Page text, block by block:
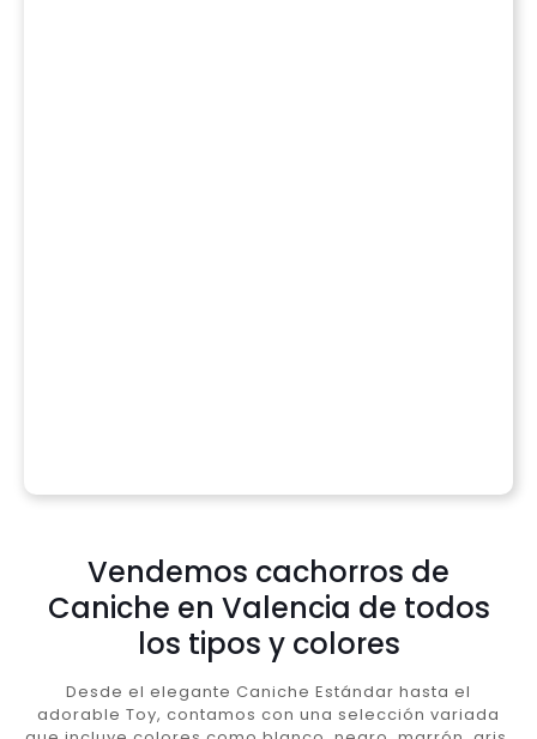
Vendemos cachorros de
Caniche en Valencia de todos
los tipos y colores
Desde el elegante Caniche Estándar hasta el
adorable Toy, contamos con una selección variada